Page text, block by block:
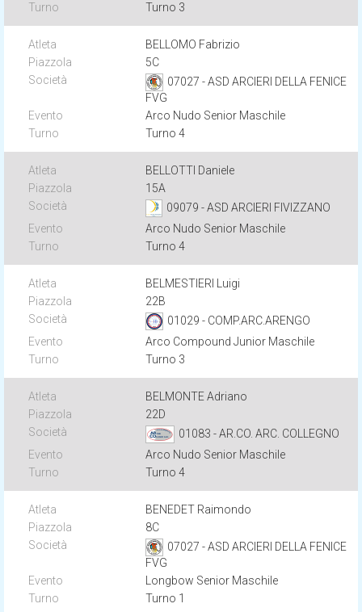
Turno 3
BELLOMO Fabrizio
5C
07027 - ASD ARCIERI DELLA FENICE
FVG
Arco Nudo Senior Maschile
Turno 4
BELLOTTI Daniele
15A
09079 - ASD ARCIERI FIVIZZANO
Arco Nudo Senior Maschile
Turno 4
BELMESTIERI Luigi
22B
01029 - COMP.ARC.ARENGO
Arco Compound Junior Maschile
Turno 3
BELMONTE Adriano
22D
01083 - AR.CO. ARC. COLLEGNO
Arco Nudo Senior Maschile
Turno 4
BENEDET Raimondo
8C
07027 - ASD ARCIERI DELLA FENICE
FVG
Longbow Senior Maschile
Turno 1